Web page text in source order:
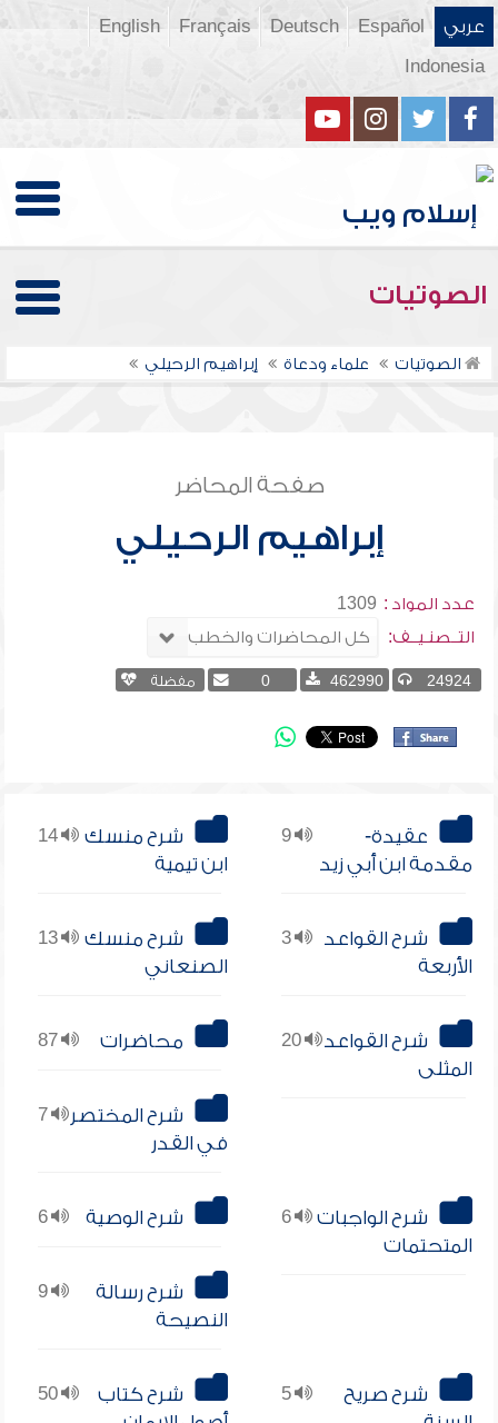
عربي Español
Deutsch
Français
English
Indonesia
الصوتيات
الصوتيات علماء ودعاة إبراهيم الرحيلي
صفحة المحاضر
إبراهيم الرحيلي
عدد المواد : 1309
التــصنـيــف:
24924
462990
0 مفضلة
9
عقيدة-
مقدمة ابن أبي زيد
14
شرح منسك
ابن تيمية
3
شرح القواعد
الأربعة
13
شرح منسك
الصنعاني
20
شرح القواعد
المثلى
87 محاضرات
7
شرح المختصر
في القدر
6
شرح الواجبات
المتحتمات
6 شرح الوصية
9
شرح رسالة
النصيحة
5
شرح صريح
50
شرح كتاب